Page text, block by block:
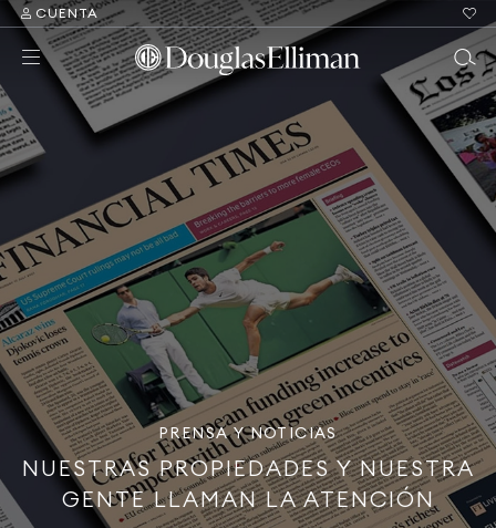
CUENTA
PRENSA Y NOTICIAS
NUESTRAS PROPIEDADES Y NUESTRA
GENTE LLAMAN LA ATENCIÓN